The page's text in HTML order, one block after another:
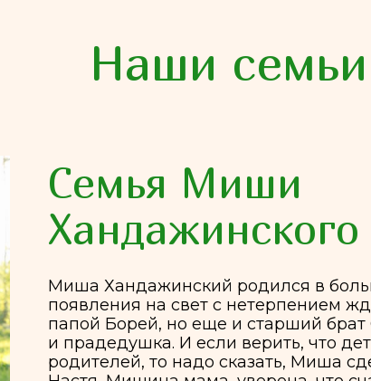
Наши семьи
Миша Хандажинский родился в большой и
появления на свет с нетерпением ждали не
папой Борей, но еще и старший брат Саша, а
и прадедушка. И если верить, что дети сами
родителей, то надо сказать, Миша сделал
Настя, Мишина мама, уверена, что счастье
обстоятельств, а от того, что у человека внутри.
Семья Миши
Хандажинского